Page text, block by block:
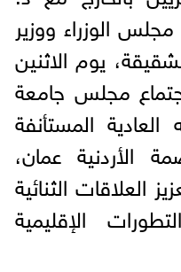
الوزراء ووزير
يوم الاثنين
مجلس جامعة
المستأنفة
الأردنية عمان،
العلاقات الثنائية
الإقليمية